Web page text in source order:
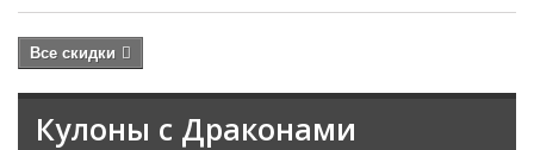
Все скидки
Кулоны с Драконами